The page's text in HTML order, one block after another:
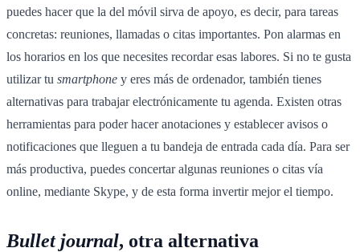
puedes hacer que la del móvil sirva de apoyo, es decir, para tareas
concretas: reuniones, llamadas o citas importantes. Pon alarmas en
los horarios en los que necesites recordar esas labores. Si no te gusta
utilizar tu smartphone y eres más de ordenador, también tienes
alternativas para trabajar electrónicamente tu agenda. Existen otras
herramientas para poder hacer anotaciones y establecer avisos o
notificaciones que lleguen a tu bandeja de entrada cada día. Para ser
más productiva, puedes concertar algunas reuniones o citas vía
online, mediante Skype, y de esta forma invertir mejor el tiempo.
Bullet journal, otra alternativa